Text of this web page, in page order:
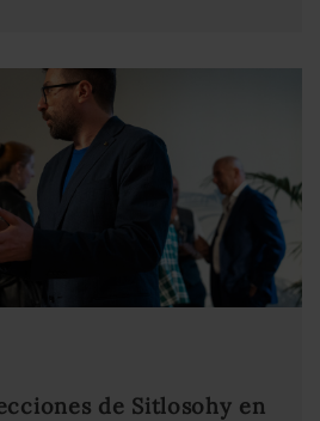
de Sitlosohy en